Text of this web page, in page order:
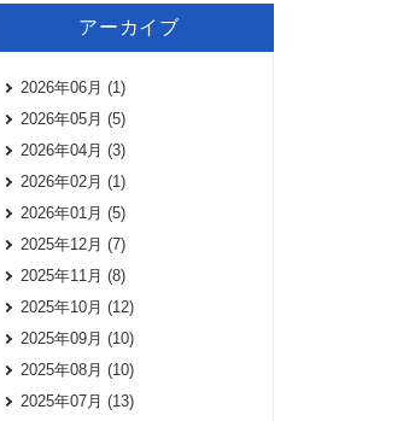
アーカイブ
2026年06月 (1)
2026年05月 (5)
2026年04月 (3)
2026年02月 (1)
2026年01月 (5)
2025年12月 (7)
2025年11月 (8)
2025年10月 (12)
2025年09月 (10)
2025年08月 (10)
2025年07月 (13)